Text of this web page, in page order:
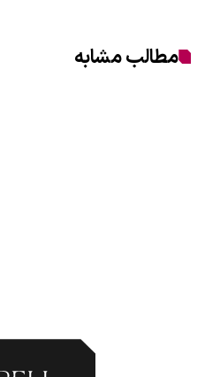
مطالب مشابه